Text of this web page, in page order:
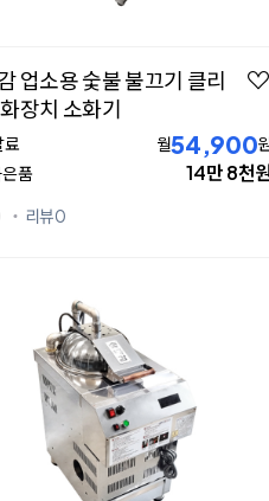
업소용 숯불 불끄기 클리
장치 소화기
료 월54,900
품
14만 8천
리뷰0